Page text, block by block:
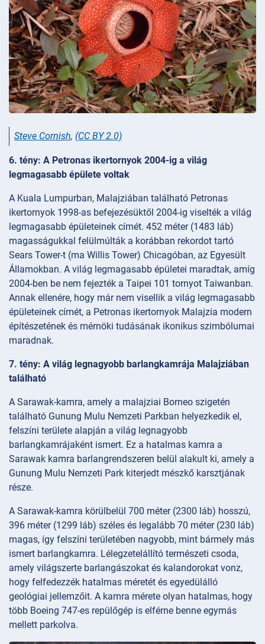
Steve Cornish, (CC BY 2.0)
6. tény: A Petronas ikertornyok 2004-ig a világ
legmagasabb épülete voltak
A Kuala Lumpurban, Malajziában található Petronas
ikertornyok 1998-as befejezésüktől 2004-ig viselték a világ
legmagasabb épületeinek címét. 452 méter (1483 láb)
magasságukkal felülmúlták a korábban rekordot tartó
Sears Tower-t (ma Willis Tower) Chicagóban, az Egyesült
Államokban. A világ legmagasabb épületei maradtak, amíg
2004-ben be nem fejezték a Taipei 101 tornyot Taiwanban.
Annak ellenére, hogy már nem visellik a világ legmagasabb
épületeinek címét, a Petronas ikertornyok Malajzia modern
építészetének és mérnöki tudásának ikonikus szimbólumai
maradnak.
7. tény: A világ legnagyobb barlangkamrája Malajziában
található
A Sarawak-kamra, amely a malajziai Borneo szigetén
található Gunung Mulu Nemzeti Parkban helyezkedik el,
felszíni területe alapján a világ legnagyobb
barlangkamrájaként ismert. Ez a hatalmas kamra a
Sarawak kamra barlangrendszeren belül alakult ki, amely a
Gunung Mulu Nemzeti Park kiterjedt mészkő karsztjának
része.
A Sarawak-kamra körülbelül 700 méter (2300 láb) hosszú,
396 méter (1299 láb) széles és legalább 70 méter (230 láb)
magas, így felszíni területében nagyobb, mint bármely más
ismert barlangkamra. Lélegzetelállító természeti csoda,
amely világszerte barlangászokat és kalandorokat vonz,
hogy felfedezzék hatalmas méretét és egyedülálló
geológiai jellemzőit. A kamra mérete olyan hatalmas, hogy
több Boeing 747-es repülőgép is elférne benne egymás
mellett parkolva.